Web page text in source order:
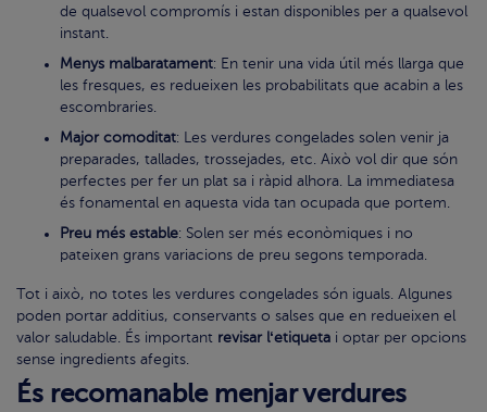
de qualsevol compromís i estan disponibles per a qualsevol
instant.
Menys malbaratament: En tenir una vida útil més llarga que
les fresques, es redueixen les probabilitats que acabin a les
escombraries.
Major comoditat: Les verdures congelades solen venir ja
preparades, tallades, trossejades, etc. Això vol dir que són
perfectes per fer un plat sa i ràpid alhora. La immediatesa
és fonamental en aquesta vida tan ocupada que portem.
Preu més estable: Solen ser més econòmiques i no
pateixen grans variacions de preu segons temporada.
Tot i això, no totes les verdures congelades són iguals. Algunes
poden portar additius, conservants o salses que en redueixen el
valor saludable. És important revisar lʻetiqueta i optar per opcions
sense ingredients afegits.
És recomanable menjar verdures